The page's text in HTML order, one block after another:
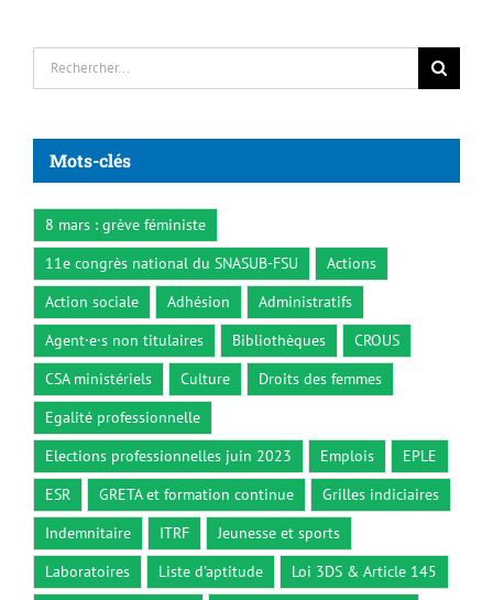
Rechercher:
Mots-clés
8 mars : grève féministe
11e congrès national du SNASUB-FSU
Actions
Action sociale
Adhésion
Administratifs
Agent·e·s non titulaires
Bibliothèques
CROUS
CSA ministériels
Culture
Droits des femmes
Egalité professionnelle
Elections professionnelles juin 2023
Emplois
EPLE
ESR
GRETA et formation continue
Grilles indiciaires
Indemnitaire
ITRF
Jeunesse et sports
Laboratoires
Liste d'aptitude
Loi 3DS & Article 145